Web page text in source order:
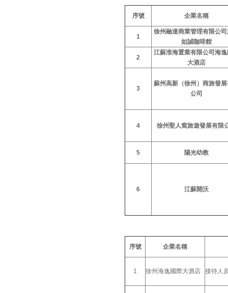
序號 企業名稱
1
徐州融達商業管理有限公
如誠咖啡館
2
江蘇淮海置業有限公司海
大酒店
3
蘇州高新（徐州）商旅發
公司
4 徐州聖人窩旅遊發展有限
5 陽光幼教
6 江蘇開沃
序號 企業名稱
1 徐州海逸國際大酒店 接待人